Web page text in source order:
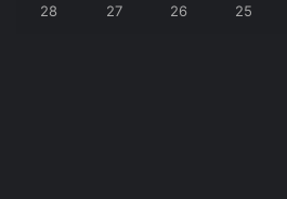
25
26
27
28